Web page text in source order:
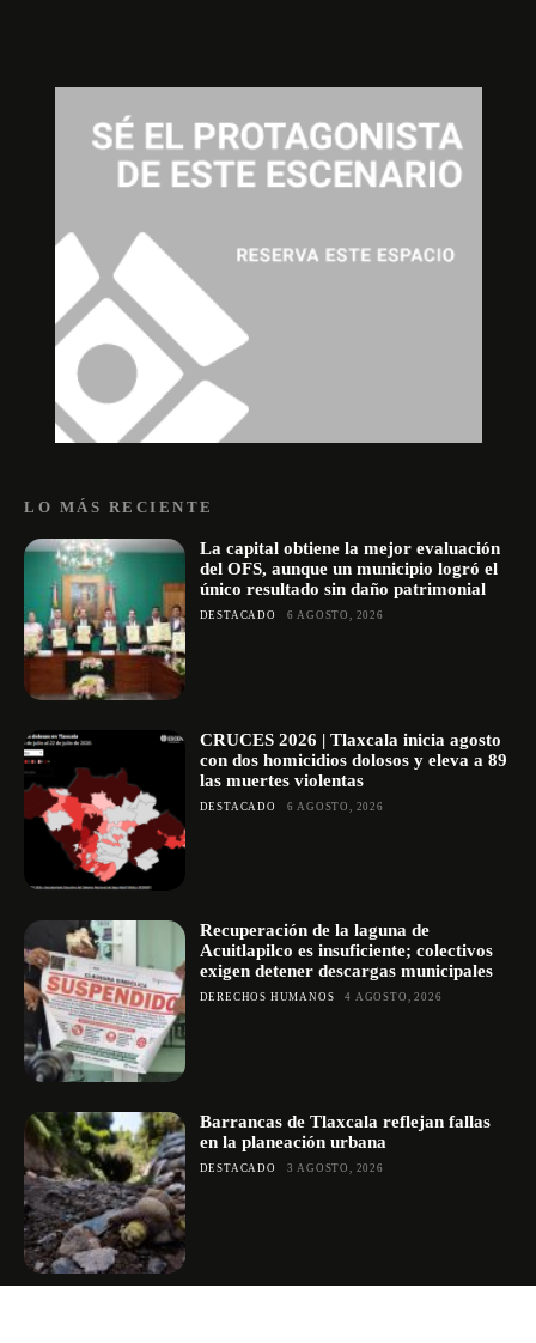
LO MÁS RECIENTE
La capital obtiene la mejor evaluación
del OFS, aunque un municipio logró el
único resultado sin daño patrimonial
DESTACADO 6 AGOSTO, 2026
CRUCES 2026 | Tlaxcala inicia agosto
con dos homicidios dolosos y eleva a 89
las muertes violentas
DESTACADO 6 AGOSTO, 2026
Recuperación de la laguna de
Acuitlapilco es insuficiente; colectivos
exigen detener descargas municipales
DERECHOS HUMANOS 4 AGOSTO, 2026
Barrancas de Tlaxcala reflejan fallas
en la planeación urbana
DESTACADO 3 AGOSTO, 2026